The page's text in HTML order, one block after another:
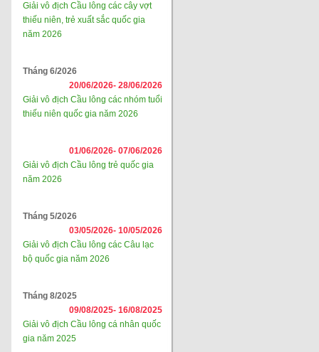
Giải vô địch Cầu lông các cây vợt
thiếu niên, trẻ xuất sắc quốc gia
năm 2026
Tháng 6/2026
20/06/2026- 28/06/2026
Giải vô địch Cầu lông các nhóm tuổi
thiếu niên quốc gia năm 2026
01/06/2026- 07/06/2026
Giải vô địch Cầu lông trẻ quốc gia
năm 2026
Tháng 5/2026
03/05/2026- 10/05/2026
Giải vô địch Cầu lông các Câu lạc
bộ quốc gia năm 2026
Tháng 8/2025
09/08/2025- 16/08/2025
Giải vô địch Cầu lông cá nhân quốc
gia năm 2025